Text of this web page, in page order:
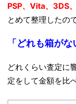
PSP、Vita、3DS
とめて整理したの
「どれも箱がな
どれくらい査定に
定をして金額を比